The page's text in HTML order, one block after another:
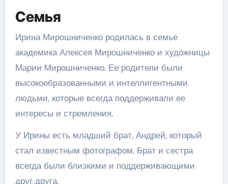
Семья
Ирина Мирошниченко родилась в семье
академика Алексея Мирошниченко и художницы
Марии Мирошниченко. Ее родители были
высокообразованными и интеллигентными
людьми, которые всегда поддерживали ее
интересы и стремления.
У Ирины есть младший брат, Андрей, который
стал известным фотографом. Брат и сестра
всегда были близкими и поддерживающими
друг друга.